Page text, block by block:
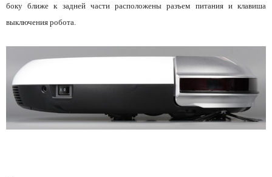
боку ближе к задней части расположены разъем питания и клавиша
выключения робота.